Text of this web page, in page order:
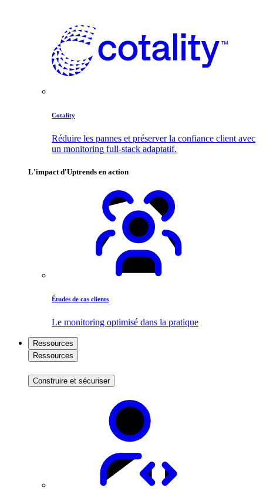
Cotality
Réduire les pannes et préserver la confiance client avec
un monitoring full-stack adaptatif.
L'impact d'Uptrends en action
Études de cas clients
Le monitoring optimisé dans la pratique
Ressources
Ressources
Construire et sécuriser